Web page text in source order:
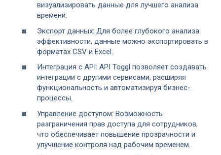
визуализировать данные для лучшего анализа
времени.
Экспорт данных: Для более глубокого анализа
эффективности, данные можно экспортировать в
форматах CSV и Excel.
Интеграция с API: API Toggl позволяет создавать
интеграции с другими сервисами, расширяя
функциональность и автоматизируя бизнес-
процессы.
Управление доступом: Возможность
разграничения прав доступа для сотрудников,
что обеспечивает повышение прозрачности и
улучшение контроля над рабочим временем.